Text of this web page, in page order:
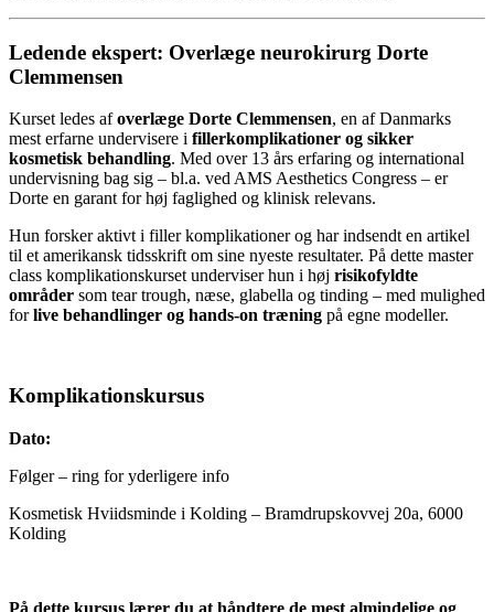
Ledende ekspert: Overlæge neurokirurg Dorte
Clemmensen
Kurset ledes afoverlæge Dorte Clemmensen, en af Danmarks
mest erfarne undervisere i fillerkomplikationer og sikker
kosmetisk behandling. Med over 13 års erfaring og international
undervisning bag sig – bl.a. ved AMS Aesthetics Congress – er
Dorte en garant for høj faglighed og klinisk relevans.
Hun forsker aktivt i filler komplikationer og har indsendt en artikel
til et amerikansk tidsskrift om sine nyeste resultater. På dette master
class komplikationskurset underviser hun i høj risikofyldte
områder som tear trough, næse, glabella og tinding – med mulighed
forlive behandlinger og hands-on træning på egne modeller.
Komplikationskursus
Dato:
Følger – ring for yderligere info
Kosmetisk Hviidsminde i Kolding – Bramdrupskovvej 20a, 6000
Kolding
På dette kursus lærer du at håndtere de mest almindelige og